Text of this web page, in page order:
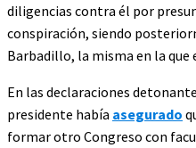
diligencias contra él por
conspiración, siendo
Barbadillo, la misma en la
En las declaraciones
presidente había asegurado
formar otro Congreso con